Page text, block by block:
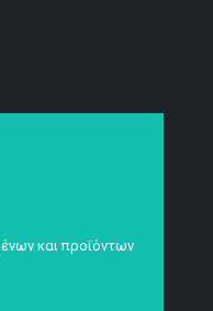
και προϊόντων